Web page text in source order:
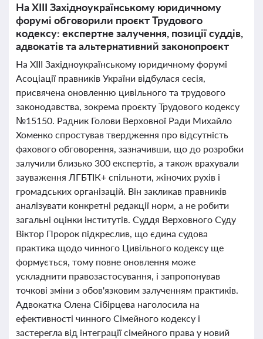
На ХІІІ Західноукраїнському юридичному
форумі обговорили проєкт Трудового
кодексу: експертне залучення, позиції суддів,
адвокатів та альтернативний законопроєкт
На ХІІІ Західноукраїнському юридичному форумі
Асоціації правників України відбулася сесія,
присвячена оновленню цивільного та трудового
законодавства, зокрема проєкту Трудового кодексу
№15150. Радник Голови Верховної Ради Михайло
Хоменко спростував твердження про відсутність
фахового обговорення, зазначивши, що до розробки
залучили близько 300 експертів, а також врахували
зауваження ЛГБТІК+ спільноти, жіночих рухів і
громадських організацій. Він закликав правників
аналізувати конкретні редакції норм, а не робити
загальні оцінки інститутів. Суддя Верховного Суду
Віктор Пророк підкреслив, що єдина судова
практика щодо чинного Цивільного кодексу ще
формується, тому повне оновлення може
ускладнити правозастосування, і запропонував
точкові зміни з обов'язковим залученням практиків.
Адвокатка Олена Сібірцева наголосила на
ефективності чинного Сімейного кодексу і
застерегла від інтеграції сімейного права у новий